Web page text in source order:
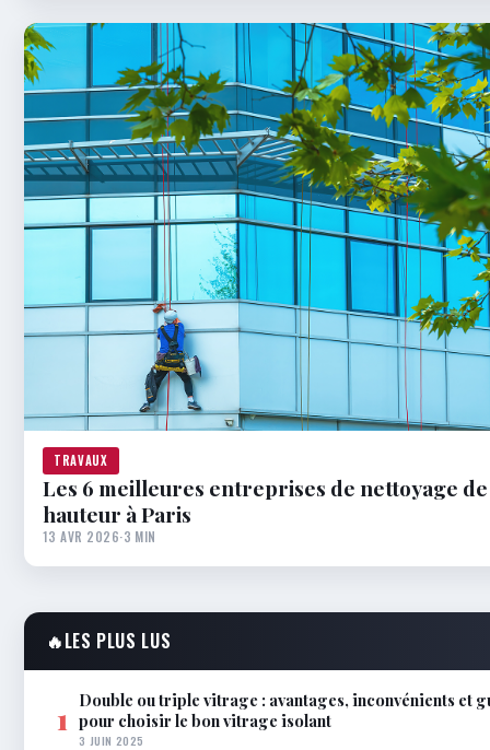
TRAVAUX
Les 6 meilleures entreprises de nettoyage
hauteur à Paris
13 AVR 2026·3 MIN
🔥LES PLUS LUS
1
Double ou triple vitrage : avantages, inconvénients et
pour choisir le bon vitrage isolant
3 JUIN 2025